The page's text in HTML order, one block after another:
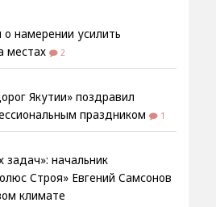
намерении усилить
местах
2
Якутии» поздравил
праздником
1
задач»: начальник
Строя» Евгений Самсонов
климате